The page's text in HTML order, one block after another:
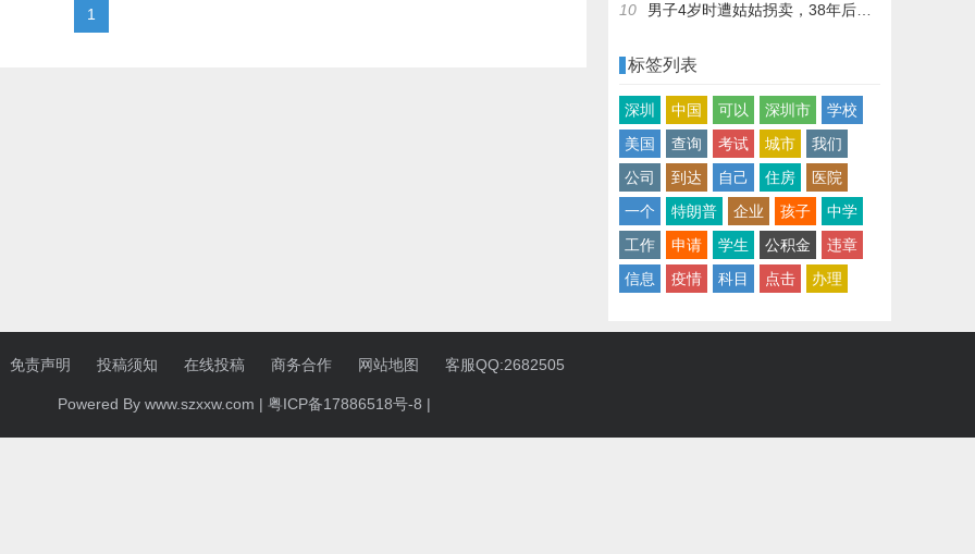
1
10
男子4岁时遭姑姑拐卖，38年后终回家认亲！聋哑父母苦寻多年，母亲已抱憾离世丨红星寻人
标签列表
深圳 中国 可以 深圳市
学校
美国
查询 考试 城市
我们
公司
到达 自己 住房
医院
一个
特朗普 企业 孩子
中学
工作
申请 学生 公积金
违章
信息
疫情 科目 点击 办理
免责声明 投稿须知 在线投稿 商务合作 网站地图 客服QQ:2682505
Powered By www.szxxw.com | 粤ICP备17886518号-8 |